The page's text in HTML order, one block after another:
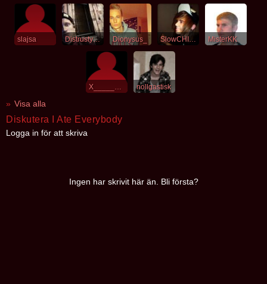
slajsa Distrustyourfate Dionysus_ SlowCHILDREN MisterKK
X_________X nollgastisk
Visa alla
Diskutera I Ate Everybody
Logga in för att skriva
Ingen har skrivit här än. Bli första?